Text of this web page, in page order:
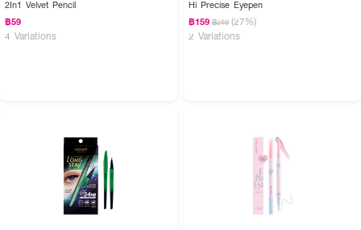
2In1 Velvet Pencil
฿59
4 Variations
Hi Precise Eyepen
฿159 ฿219 (27%)
2 Variations